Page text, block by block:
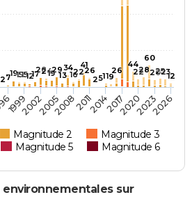
27191515121728241929
13
34
1622
41
26
25119
26
44
2228
60
20252312
Magnitude 2
Magnitude 3
Magnitude 5 Magnitude 6
1999200220052008201120142017202020232026
sur